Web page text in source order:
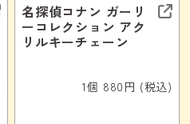
名探偵コナン ガーリ
ーコレクション アク
リルキーチェーン
1個 880円 (税込)